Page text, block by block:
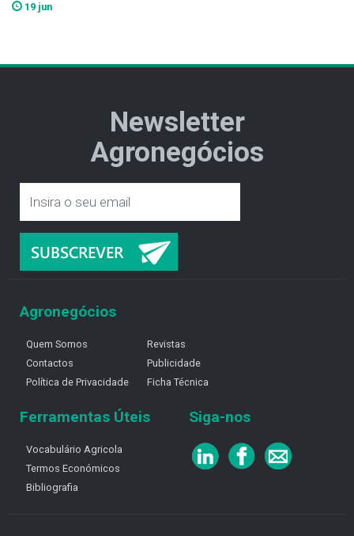
19 jun
Newsletter
Agronegócios
Agronegócios
Quem Somos
Contactos
Política de Privacidade
Revistas
Publicidade
Ficha Técnica
Ferramentas Úteis
Vocabulário Agricola
Termos Económicos
Bibliografia
Siga-nos